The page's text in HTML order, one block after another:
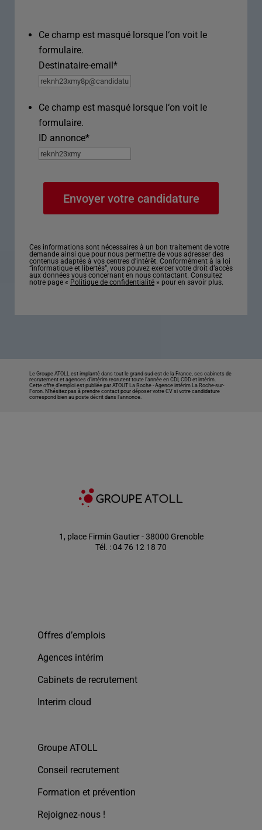
Ce champ est masqué lorsque l‘on voit le
formulaire.
Destinataire-email*
Ce champ est masqué lorsque l‘on voit le
formulaire.
ID annonce*
Ces informations sont nécessaires à un bon traitement de votre
demande ainsi que pour nous permettre de vous adresser des
contenus adaptés à vos centres d’intérêt. Conformément à la loi
“informatique et libertés”, vous pouvez exercer votre droit d’accès
aux données vous concernant en nous contactant. Consultez
notre page « Politique de confidentialité » pour en savoir plus.
Le Groupe ATOLL est implanté dans tout le grand sud-est de la France, ses cabinets de
recrutement et agences d’intérim recrutent toute l’année en CDI, CDD et intérim.
Cette offre d’emploi est publiée par ATOUT La Roche -Agence intérim La Roche-sur-
Foron. N’hésitez pas à prendre contact pour déposer votre CV si votre candidature
correspond bien au poste décrit dans l'annonce.
1, place Firmin Gautier - 38000 Grenoble
Tél. : 04 76 12 18 70
Offres d’emplois
Agences intérim
Cabinets de recrutement
Interim cloud
Groupe ATOLL
Conseil recrutement
Formation et prévention
Rejoignez-nous !